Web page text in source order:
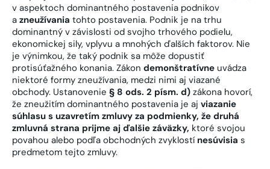
v aspektoch dominantného postavenia podnikov
a zneužívania tohto postavenia. Podnik je na trhu
dominantný v závislosti od svojho trhového podielu,
ekonomickej sily, vplyvu a mnohých ďalších faktorov. Nie
je výnimkou, že taký podnik sa môže dopustiť
protisúťažného konania. Zákon demonštratívne uvádza
niektoré formy zneužívania, medzi nimi aj viazané
obchody. Ustanovenie § 8 ods. 2 písm. d) zákona hovorí,
že zneužitím dominantného postavenia je aj viazanie
súhlasu s uzavretím zmluvy za podmienky, že druhá
zmluvná strana prijme aj ďalšie záväzky, ktoré svojou
povahou alebo podľa obchodných zvyklostí nesúvisia s
predmetom tejto zmluvy.